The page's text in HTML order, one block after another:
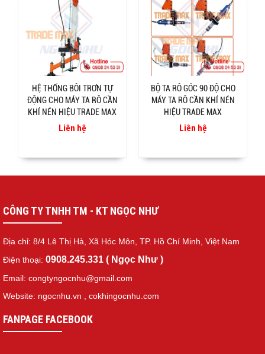
HỆ THỐNG BÔI TRƠN TỰ
ĐỘNG CHO MÁY TA RÔ CẦN
KHÍ NÉN HIỆU TRADE MAX
Liên hệ
BỘ TA RÔ GÓC 90 ĐỘ CHO
MÁY TA RÔ CẦN KHÍ NÉN
HIỆU TRADE MAX
Liên hệ
CÔNG TY TNHH TM - KT NGỌC NHƯ
Địa chỉ: 8/4 Lê Thị Hà, Xã Hóc Môn, TP. Hồ Chí Minh, Việt Nam
Điện thoại: 0908.245.331 ( Ngọc Như )
Email: congtyngocnhu@gmail.com
Website: ngocnhu.vn
cokhingocnhu.com
FANPAGE FACEBOOK